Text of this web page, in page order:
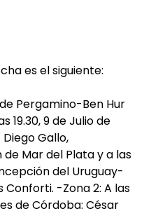
es el siguiente:
Pergamino-Ben Hur
19.30, 9 de Julio de
Gallo,
Mar del Plata y a las
del Uruguay-
-Zona 2: A las
de Córdoba: César